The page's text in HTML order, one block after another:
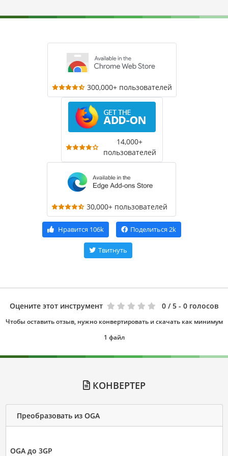
300,000+ пользователей
14,000+
пользователей
30,000+ пользователей
Нравится 106k Поделиться 2k
Твитнуть
Оцените этот инструмент 0 / 5 - 0 голосов
Чтобы оставить отзыв, нужно конвертировать и скачать как минимум
1 файл
КОНВЕРТЕР
Преобразовать из OGA
OGA до 3GP